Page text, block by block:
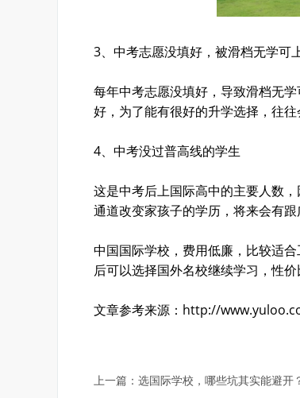
3、中考志愿没填好，被滑档无学可
每年中考志愿没填好，导致滑档无
好，为了能有很好的升学选择，往
4、中考没过普高线的学生
这是中考后上国际高中的主要人数
通道改变家孩子的学历，将来会有跟
中国国际学校，费用低廉，比较适
后可以选择国外名校继续学习，性价
文章参考来源：http://
上一篇： 选国际学校，哪些坑其实能避开